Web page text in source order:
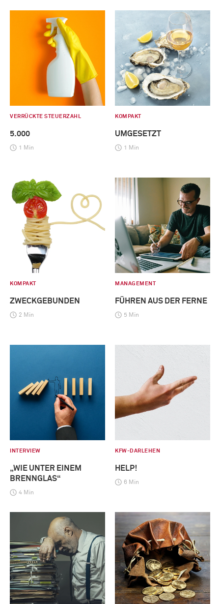
VERRÜCKTE STEUERZAHL
5.000
1 Min
KOMPAKT
UMGESETZT
1 Min
KOMPAKT
ZWECKGEBUNDEN
2 Min
MANAGEMENT
FÜHREN AUS DER FERNE
5 Min
INTERVIEW
„WIE UNTER EINEM
BRENNGLAS“
4 Min
KFW-DARLEHEN
HELP!
6 Min